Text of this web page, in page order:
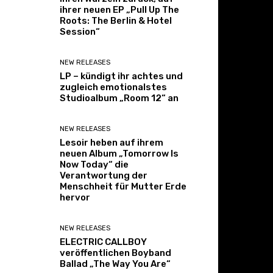
ihrer neuen EP „Pull Up The
Roots: The Berlin & Hotel
Session“
NEW RELEASES
LP – kündigt ihr achtes und
zugleich emotionalstes
Studioalbum „Room 12“ an
NEW RELEASES
Lesoir heben auf ihrem
neuen Album „Tomorrow Is
Now Today“ die
Verantwortung der
Menschheit für Mutter Erde
hervor
NEW RELEASES
ELECTRIC CALLBOY
veröffentlichen Boyband
Ballad „The Way You Are“